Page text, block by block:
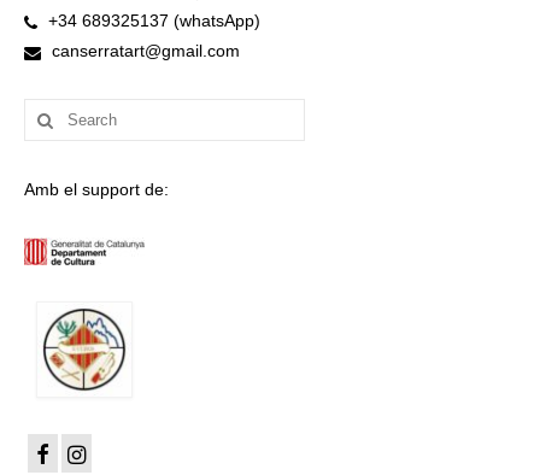
+34 689325137 (whatsApp)
canserratart@gmail.com
Search
for:
Amb el support de: